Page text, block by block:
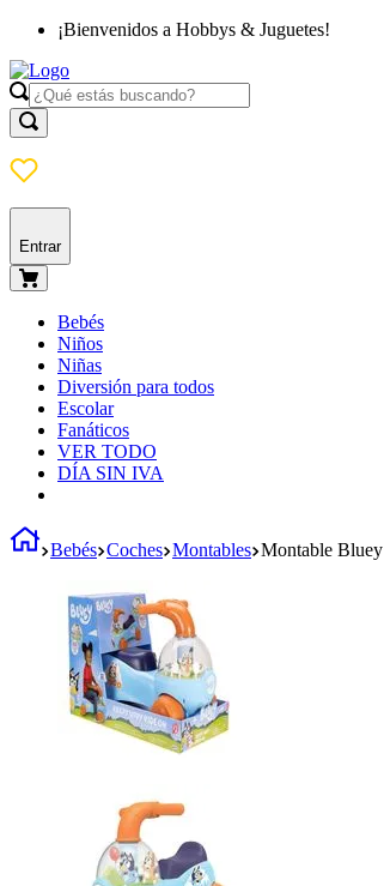
¡Bienvenidos a Hobbys & Juguetes!
Entrar
Bebés
Niños
Niñas
Diversión para todos
Escolar
Fanáticos
VER TODO
DÍA SIN IVA
Bebés Coches Montables Montable Bluey